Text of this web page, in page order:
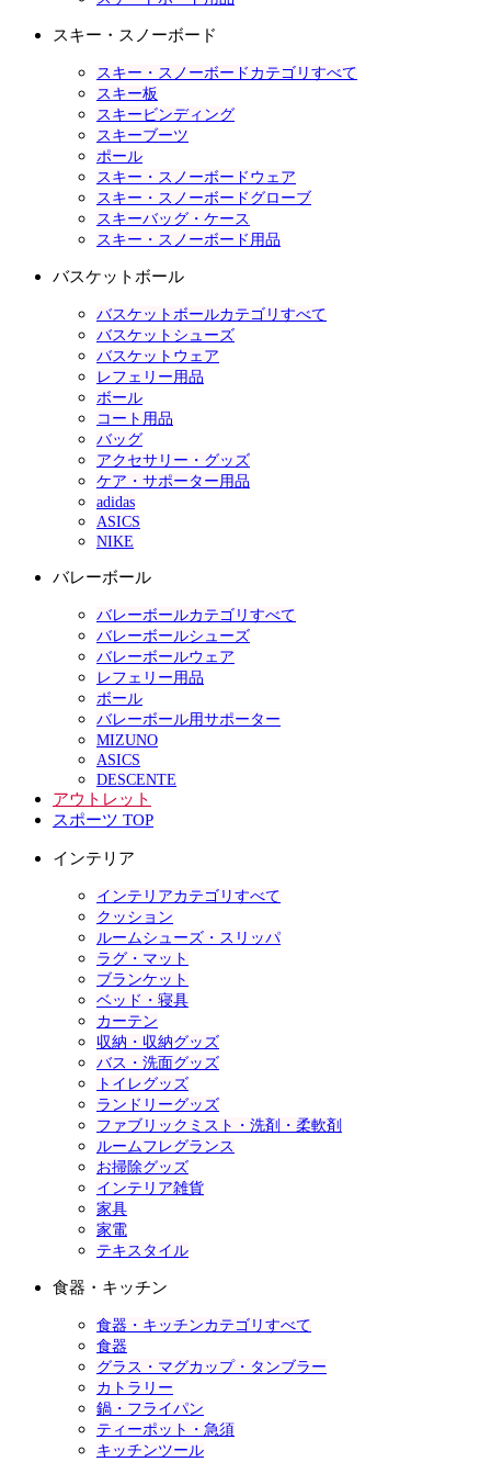
スキー・スノーボード
スキー・スノーボードカテゴリすべて
スキー板
スキービンディング
スキーブーツ
ポール
スキー・スノーボードウェア
スキー・スノーボードグローブ
スキーバッグ・ケース
スキー・スノーボード用品
バスケットボール
バスケットボールカテゴリすべて
バスケットシューズ
バスケットウェア
レフェリー用品
ボール
コート用品
バッグ
アクセサリー・グッズ
ケア・サポーター用品
adidas
ASICS
NIKE
バレーボール
バレーボールカテゴリすべて
バレーボールシューズ
バレーボールウェア
レフェリー用品
ボール
バレーボール用サポーター
MIZUNO
ASICS
DESCENTE
アウトレット
スポーツ TOP
インテリア
インテリアカテゴリすべて
クッション
ルームシューズ・スリッパ
ラグ・マット
ブランケット
ベッド・寝具
カーテン
収納・収納グッズ
バス・洗面グッズ
トイレグッズ
ランドリーグッズ
ファブリックミスト・洗剤・柔軟剤
ルームフレグランス
お掃除グッズ
インテリア雑貨
家具
家電
テキスタイル
食器・キッチン
食器・キッチンカテゴリすべて
食器
グラス・マグカップ・タンブラー
カトラリー
鍋・フライパン
ティーポット・急須
キッチンツール